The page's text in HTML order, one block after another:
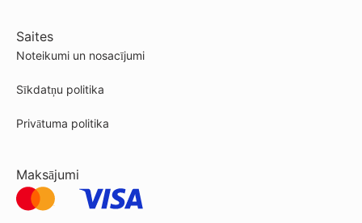
Saites
Noteikumi un nosacījumi
Sīkdatņu politika
Privātuma politika
Maksājumi